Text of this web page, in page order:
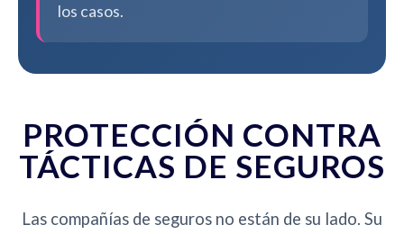
los casos.
PROTECCIÓN CONTRA
TÁCTICAS DE SEGUROS
Las compañías de seguros no están de su lado. Su